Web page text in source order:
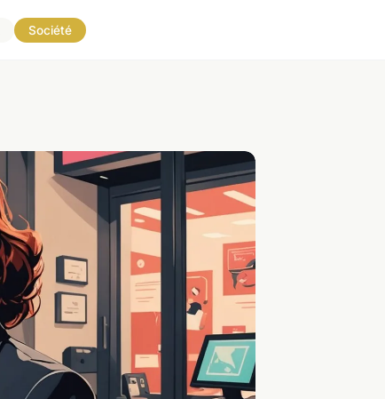
Société